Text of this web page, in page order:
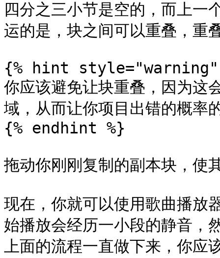
四分之三小节是空的，而上一
运的是，块之间可以重叠，重
{% hint style="warning"
你应该避免让块重叠，因为这
域，从而让你项目出错的概率
{% endhint %}
拖动你刚刚复制的副本块，
现在，你就可以使用歌曲播放
始播放会经历一小段的静音，
上面的流程一直做下来，你